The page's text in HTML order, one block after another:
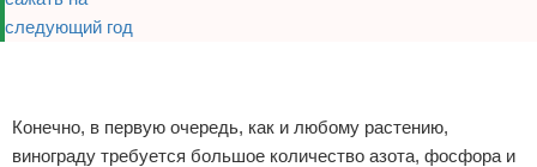
Конечно, в первую очередь, как и любому растению,
винограду требуется большое количество азота, фосфора и